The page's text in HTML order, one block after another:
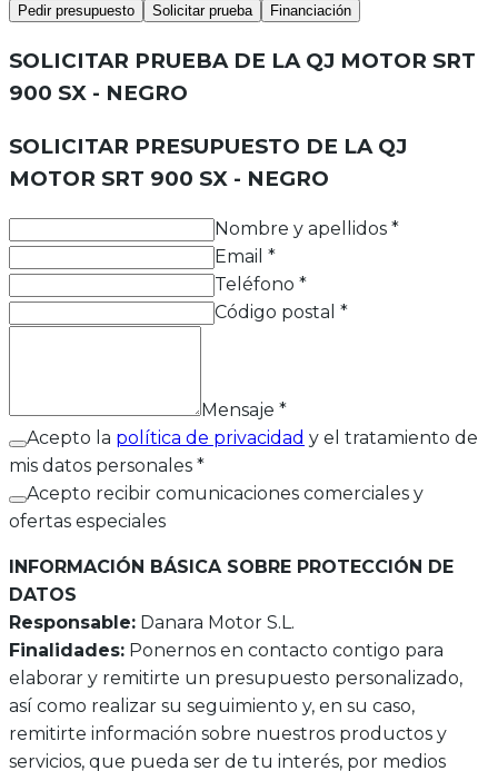
Pedir presupuesto Solicitar prueba Financiación
SOLICITAR PRUEBA DE LA QJ MOTOR SRT
900 SX - NEGRO
SOLICITAR PRESUPUESTO DE LA QJ
MOTOR SRT 900 SX - NEGRO
Nombre y apellidos *
Email *
Teléfono *
Código postal *
Mensaje *
Acepto la política de privacidad y el tratamiento de
mis datos personales *
Acepto recibir comunicaciones comerciales y
ofertas especiales
INFORMACIÓN BÁSICA SOBRE PROTECCIÓN DE
DATOS
Responsable: Danara Motor S.L.
Finalidades: Ponernos en contacto contigo para
elaborar y remitirte un presupuesto personalizado,
así como realizar su seguimiento y, en su caso,
remitirte información sobre nuestros productos y
servicios, que pueda ser de tu interés, por medios